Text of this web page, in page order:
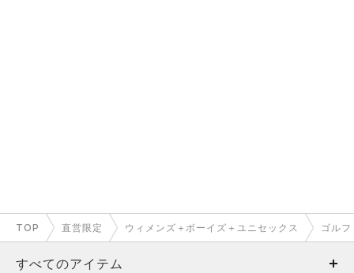
TOP 直営限定 ウィメンズ＋ボーイズ＋ユニセックス ゴルフ
すべてのアイテム